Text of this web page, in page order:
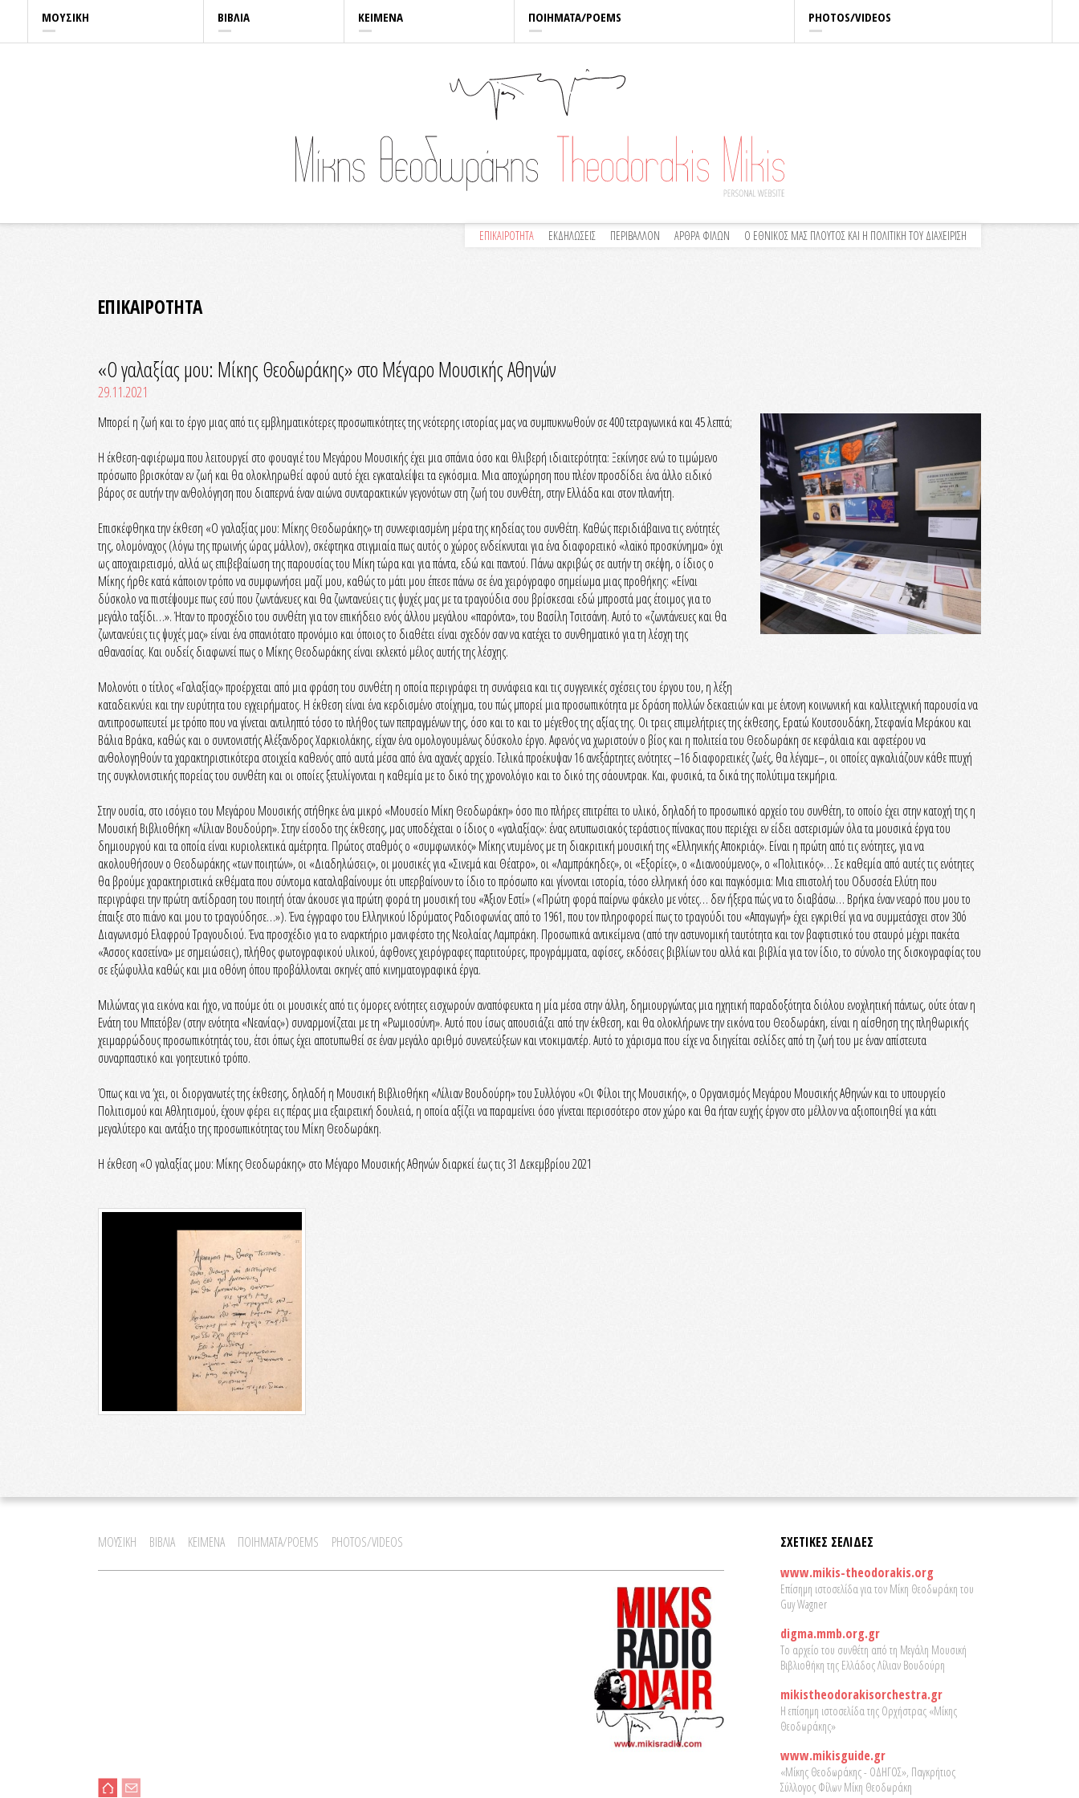
ΜΟΥΣΙΚΗ ΒΙΒΛΙΑ ΚΕΙΜΕΝΑ ΠΟΙΗΜΑΤΑ/POEMS PHOTOS/VIDEOS
ΕΠΙΚΑΙΡΟΤΗΤΑ ΕΚΔΗΛΩΣΕΙΣ ΠΕΡΙΒΑΛΛΟΝ ΑΡΘΡΑ ΦΙΛΩΝ Ο ΕΘΝΙΚΟΣ ΜΑΣ ΠΛΟΥΤΟΣ ΚΑΙ Η ΠΟΛΙΤΙΚΗ ΤΟΥ ΔΙΑΧΕΙΡΙΣΗ
ΕΠΙΚΑΙΡΟΤΗΤΑ
«Ο γαλαξίας μου: Μίκης Θεοδωράκης» στο Μέγαρο Μουσικής Αθηνών
29.11.2021
Μπορεί η ζωή και το έργο μιας από τις εμβληματικότερες προσωπικότητες της νεότερης ιστορίας μας να συμπυκνωθούν σε 400 τετραγωνικά και 45 λεπτά;
Η έκθεση-αφιέρωμα που λειτουργεί στο φουαγιέ του Μεγάρου Μουσικής έχει μια σπάνια όσο και θλιβερή ιδιαιτερότητα: Ξεκίνησε ενώ το τιμώμενο
πρόσωπο βρισκόταν εν ζωή και θα ολοκληρωθεί αφού αυτό έχει εγκαταλείψει τα εγκόσμια. Μια αποχώρηση που πλέον προσδίδει ένα άλλο ειδικό
βάρος σε αυτήν την ανθολόγηση που διαπερνά έναν αιώνα συνταρακτικών γεγονότων στη ζωή του συνθέτη, στην Ελλάδα και στον πλανήτη.
Επισκέφθηκα την έκθεση «Ο γαλαξίας μου: Μίκης Θεοδωράκης» τη συννεφιασμένη μέρα της κηδείας του συνθέτη. Καθώς περιδιάβαινα τις ενότητές
της, ολομόναχος (λόγω της πρωινής ώρας μάλλον), σκέφτηκα στιγμιαία πως αυτός ο χώρος ενδείκνυται για ένα διαφορετικό «λαϊκό προσκύνημα» όχι
ως αποχαιρετισμό, αλλά ως επιβεβαίωση της παρουσίας του Μίκη τώρα και για πάντα, εδώ και παντού. Πάνω ακριβώς σε αυτήν τη σκέψη, ο ίδιος ο
Μίκης ήρθε κατά κάποιον τρόπο να συμφωνήσει μαζί μου, καθώς το μάτι μου έπεσε πάνω σε ένα χειρόγραφο σημείωμα μιας προθήκης: «Είναι
δύσκολο να πιστέψουμε πως εσύ που ζωντάνευες και θα ζωντανεύεις τις ψυχές μας με τα τραγούδια σου βρίσκεσαι εδώ μπροστά μας έτοιμος για το
μεγάλο ταξίδι…». Ήταν το προσχέδιο του συνθέτη για τον επικήδειο ενός άλλου μεγάλου «παρόντα», του Βασίλη Τσιτσάνη. Αυτό το «ζωντάνευες και θα
ζωντανεύεις τις ψυχές μας» είναι ένα σπανιότατο προνόμιο και όποιος το διαθέτει είναι σχεδόν σαν να κατέχει το συνθηματικό για τη λέσχη της
αθανασίας. Και ουδείς διαφωνεί πως ο Μίκης Θεοδωράκης είναι εκλεκτό μέλος αυτής της λέσχης.
Μολονότι ο τίτλος «Γαλαξίας» προέρχεται από μια φράση του συνθέτη η οποία περιγράφει τη συνάφεια και τις συγγενικές σχέσεις του έργου του, η λέξη
καταδεικνύει και την ευρύτητα του εγχειρήματος. Η έκθεση είναι ένα κερδισμένο στοίχημα, του πώς μπορεί μια προσωπικότητα με δράση πολλών δεκαετιών και με έντονη κοινωνική και καλλιτεχνική παρουσία να
αντιπροσωπευτεί με τρόπο που να γίνεται αντιληπτό τόσο το πλήθος των πεπραγμένων της, όσο και το και το μέγεθος της αξίας της. Οι τρεις επιμελήτριες της έκθεσης, Ερατώ Κουτσουδάκη, Στεφανία Μεράκου και
Βάλια Βράκα, καθώς και ο συντονιστής Αλέξανδρος Χαρκιολάκης, είχαν ένα ομολογουμένως δύσκολο έργο. Αφενός να χωριστούν ο βίος και η πολιτεία του Θεοδωράκη σε κεφάλαια και αφετέρου να
ανθολογηθούν τα χαρακτηριστικότερα στοιχεία καθενός από αυτά μέσα από ένα αχανές αρχείο. Τελικά προέκυψαν 16 ανεξάρτητες ενότητες –16 διαφορετικές ζωές, θα λέγαμε–, οι οποίες αγκαλιάζουν κάθε πτυχή
της συγκλονιστικής πορείας του συνθέτη και οι οποίες ξετυλίγονται η καθεμία με το δικό της χρονολόγιο και το δικό της σάουντρακ. Και, φυσικά, τα δικά της πολύτιμα τεκμήρια.
Στην ουσία, στο ισόγειο του Μεγάρου Μουσικής στήθηκε ένα μικρό «Μουσείο Μίκη Θεοδωράκη» όσο πιο πλήρες επιτρέπει το υλικό, δηλαδή το προσωπικό αρχείο του συνθέτη, το οποίο έχει στην κατοχή της η
Μουσική Βιβλιοθήκη «Λίλιαν Βουδούρη». Στην είσοδο της έκθεσης, μας υποδέχεται ο ίδιος ο «γαλαξίας»: ένας εντυπωσιακός τεράστιος πίνακας που περιέχει εν είδει αστερισμών όλα τα μουσικά έργα του
δημιουργού και τα οποία είναι κυριολεκτικά αμέτρητα. Πρώτος σταθμός ο «συμφωνικός» Μίκης ντυμένος με τη διακριτική μουσική της «Ελληνικής Αποκριάς». Είναι η πρώτη από τις ενότητες, για να
ακολουθήσουν ο Θεοδωράκης «των ποιητών», οι «Διαδηλώσεις», οι μουσικές για «Σινεμά και Θέατρο», οι «Λαμπράκηδες», οι «Εξορίες», ο «Διανοούμενος», ο «Πολιτικός»… Σε καθεμία από αυτές τις ενότητες
θα βρούμε χαρακτηριστικά εκθέματα που σύντομα καταλαβαίνουμε ότι υπερβαίνουν το ίδιο το πρόσωπο και γίνονται ιστορία, τόσο ελληνική όσο και παγκόσμια: Μια επιστολή του Οδυσσέα Ελύτη που
περιγράφει την πρώτη αντίδραση του ποιητή όταν άκουσε για πρώτη φορά τη μουσική του «Άξιον Εστί» («Πρώτη φορά παίρνω φάκελο με νότες… δεν ήξερα πώς να το διαβάσω… Βρήκα έναν νεαρό που μου το
έπαιξε στο πιάνο και μου το τραγούδησε…»). Ένα έγγραφο του Ελληνικού Ιδρύματος Ραδιοφωνίας από το 1961, που τον πληροφορεί πως το τραγούδι του «Απαγωγή» έχει εγκριθεί για να συμμετάσχει στον 30ό
Διαγωνισμό Ελαφρού Τραγουδιού. Ένα προσχέδιο για το εναρκτήριο μανιφέστο της Νεολαίας Λαμπράκη. Προσωπικά αντικείμενα (από την αστυνομική ταυτότητα και τον βαφτιστικό του σταυρό μέχρι πακέτα
«Άσσος κασετίνα» με σημειώσεις), πλήθος φωτογραφικού υλικού, άφθονες χειρόγραφες παρτιτούρες, προγράμματα, αφίσες, εκδόσεις βιβλίων του αλλά και βιβλία για τον ίδιο, το σύνολο της δισκογραφίας του
σε εξώφυλλα καθώς και μια οθόνη όπου προβάλλονται σκηνές από κινηματογραφικά έργα.
Μιλώντας για εικόνα και ήχο, να πούμε ότι οι μουσικές από τις όμορες ενότητες εισχωρούν αναπόφευκτα η μία μέσα στην άλλη, δημιουργώντας μια ηχητική παραδοξότητα διόλου ενοχλητική πάντως, ούτε όταν η
Ενάτη του Μπετόβεν (στην ενότητα «Νεανίας») συναρμονίζεται με τη «Ρωμιοσύνη». Αυτό που ίσως απουσιάζει από την έκθεση, και θα ολοκλήρωνε την εικόνα του Θεοδωράκη, είναι η αίσθηση της πληθωρικής
χειμαρρώδους προσωπικότητάς του, έτσι όπως έχει αποτυπωθεί σε έναν μεγάλο αριθμό συνεντεύξεων και ντοκιμαντέρ. Αυτό το χάρισμα που είχε να διηγείται σελίδες από τη ζωή του με έναν απίστευτα
συναρπαστικό και γοητευτικό τρόπο.
Όπως και να ’χει, οι διοργανωτές της έκθεσης, δηλαδή η Μουσική Βιβλιοθήκη «Λίλιαν Βουδούρη» του Συλλόγου «Οι Φίλοι της Μουσικής», ο Οργανισμός Μεγάρου Μουσικής Αθηνών και το υπουργείο
Πολιτισμού και Αθλητισμού, έχουν φέρει εις πέρας μια εξαιρετική δουλειά, η οποία αξίζει να παραμείνει όσο γίνεται περισσότερο στον χώρο και θα ήταν ευχής έργον στο μέλλον να αξιοποιηθεί για κάτι
μεγαλύτερο και αντάξιο της προσωπικότητας του Μίκη Θεοδωράκη.
Η έκθεση «Ο γαλαξίας μου: Μίκης Θεοδωράκης» στο Μέγαρο Μουσικής Αθηνών διαρκεί έως τις 31 Δεκεμβρίου 2021
ΜΟΥΣΙΚΗ ΒΙΒΛΙΑ ΚΕΙΜΕΝΑ ΠΟΙΗΜΑΤΑ/POEMS PHOTOS/VIDEOS
ΣΧΕΤΙΚΕΣ ΣΕΛΙΔΕΣ
www.mikis-theodorakis.org
Επίσημη ιστοσελίδα για τον Μίκη Θεοδωράκη του
Guy Wagner
digma.mmb.org.gr
Το αρχείο του συνθέτη από τη Μεγάλη Μουσική
Βιβλιοθήκη της Ελλάδος Λίλιαν Βουδούρη
mikistheodorakisorchestra.gr
Η επίσημη ιστοσελίδα της Ορχήστρας «Μίκης
Θεοδωράκης»
www.mikisguide.gr
«Μίκης Θεοδωράκης - ΟΔΗΓΟΣ», Παγκρήτιος
Σύλλογος Φίλων Μίκη Θεοδωράκη